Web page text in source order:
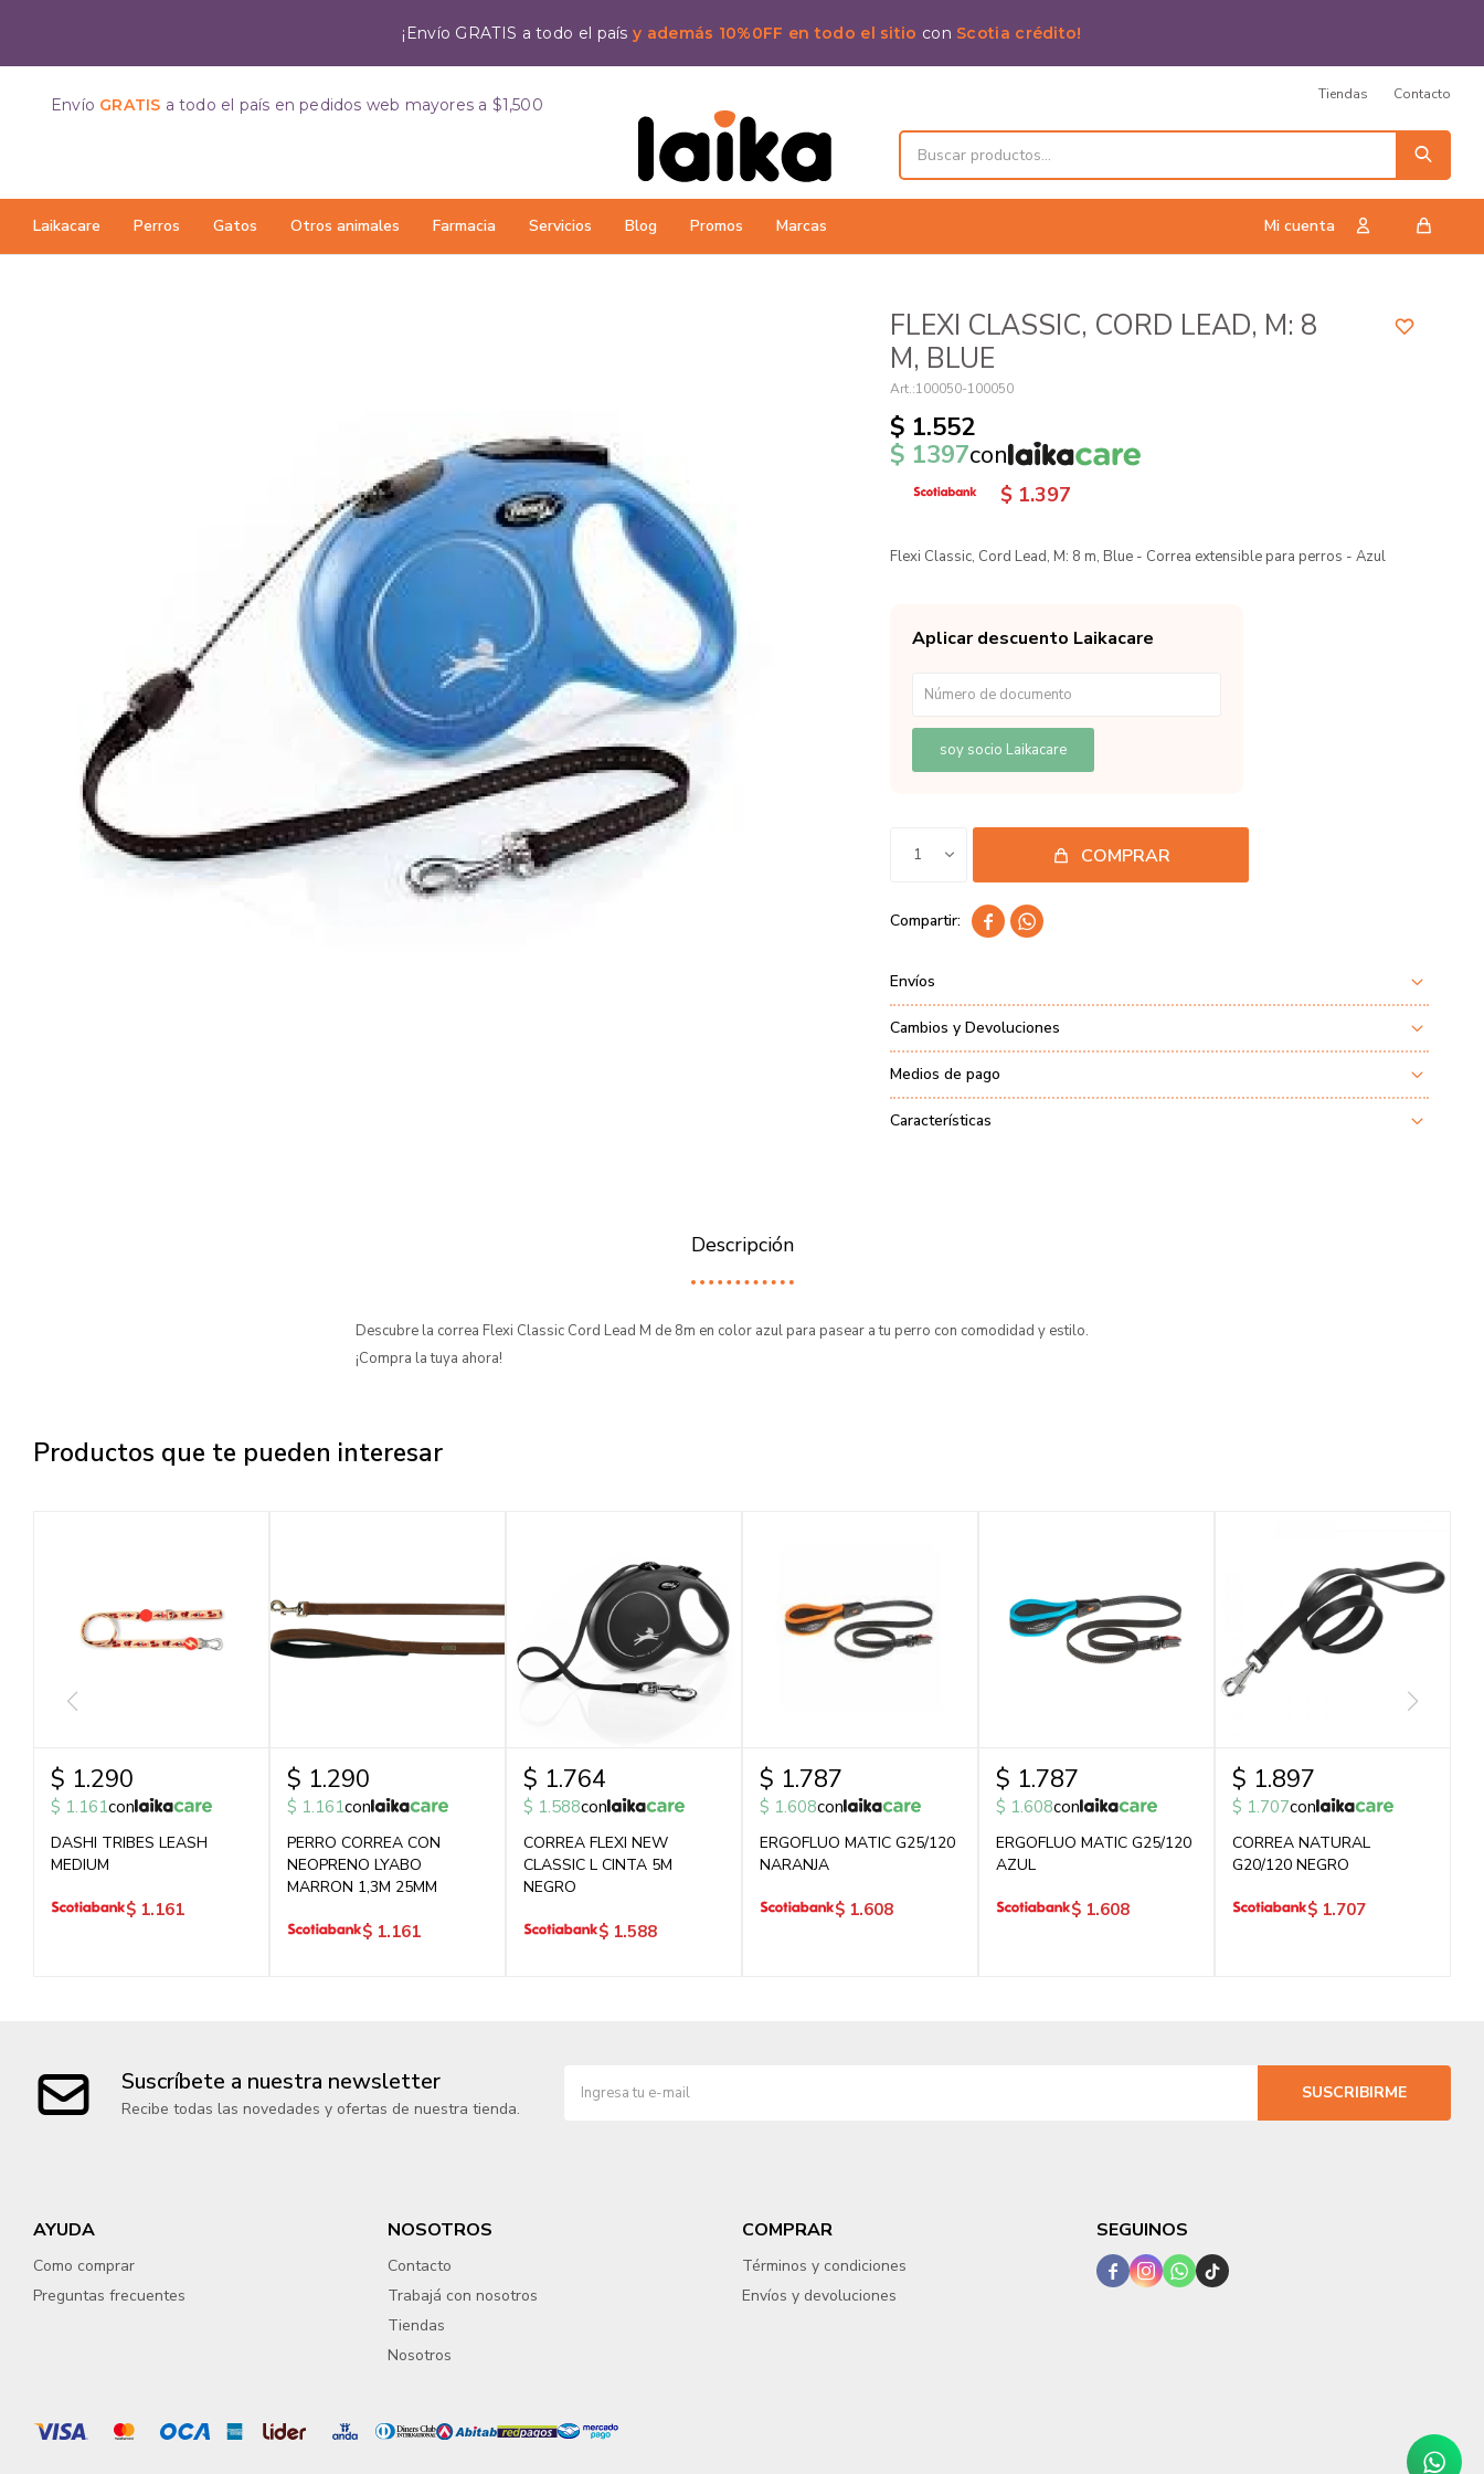
¡Envío GRATIS a todo el paísy además 10%0FF en todo el sitio con Scotia crédito!
Laikacare Perros Gatos Otros animales Farmacia Servicios Blog Promos Marcas
Envío GRATIS a todo el país en pedidos web mayores a $1,500
Tiendas Contacto
FLEXI CLASSIC, CORD LEAD, M: 8
M, BLUE
100050-100050
$ 1.552
$ 1397con
$ 1.397
Flexi Classic, Cord Lead, M: 8 m, Blue - Correa extensible para perros - Azul
Aplicar descuento Laikacare
soy socio Laikacare
1 COMPRAR
 
Envíos
Cambios y Devoluciones
Medios de pago
Características
Descripción
Descubre la correa Flexi Classic Cord Lead M de 8m en color azul para pasear a tu perro con comodidad y estilo.
¡Compra la tuya ahora!
Productos que te pueden interesar
$ 1.290
$ 1.161con
DASHI TRIBES LEASH
MEDIUM
$ 1.161
$ 1.290
$ 1.161con
PERRO CORREA CON
NEOPRENO LYABO
MARRON 1,3M 25MM
$ 1.161
$ 1.764
$ 1.588con
CORREA FLEXI NEW
CLASSIC L CINTA 5M
NEGRO
$ 1.588
$ 1.787
$ 1.608con
ERGOFLUO MATIC G25/120
NARANJA
$ 1.608
$ 1.787
$ 1.608con
ERGOFLUO MATIC G25/120
AZUL
$ 1.608
$ 1.897
$ 1.707con
CORREA NATURAL
G20/120 NEGRO
$ 1.707
Suscríbete a nuestra newsletter
Recibe todas las novedades y ofertas de nuestra tienda.
SUSCRIBIRME
AYUDA
Como comprar
Preguntas frecuentes
NOSOTROS
Contacto
Trabajá con nosotros
Tiendas
Nosotros
COMPRAR
Términos y condiciones
Envíos y devoluciones
SEGUINOS
   